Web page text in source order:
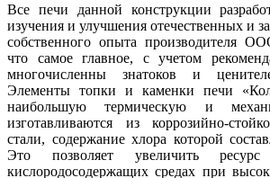
Все печи данной конструкции
изучения и улучшения отечественных и
собственного опыта производителя
что самое главное, с учетом
многочисленны знатоков и
Элементы топки и каменки печи
наибольшую термическую и
изготавливаются из коррозийно-
стали, содержание хлора которой
Это позволяет увеличить
кислородосодержащих средах при